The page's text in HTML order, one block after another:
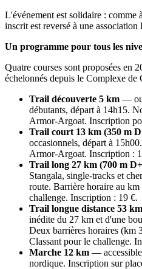
L'événement est solidaire : comme
inscrit est reversé à une association
Un programme pour tous les
Quatre courses sont proposées en
échelonnés depuis le Complexe de
Trail découverte 5 km —
débutants, départ à 14h15.
Armor-Argoat. Inscription
Trail court 13 km (350 m
occasionnels, départ à
Armor-Argoat. Inscription :
Trail long 27 km (700 m
Stangala, single-tracks et
route. Barrière horaire au
challenge. Inscription : 19 €.
Trail longue distance 53
inédite du 27 km et d'une
Deux barrières horaires (km
Classant pour le challenge.
Marche 12 km — accessible
nordique. Inscription sur